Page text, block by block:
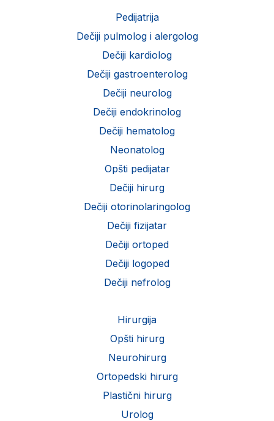
Pedijatrija
Dečiji pulmolog i alergolog
Dečiji kardiolog
Dečiji gastroenterolog
Dečiji neurolog
Dečiji endokrinolog
Dečiji hematolog
Neonatolog
Opšti pedijatar
Dečiji hirurg
Dečiji otorinolaringolog
Dečiji fizijatar
Dečiji ortoped
Dečiji logoped
Dečiji nefrolog
Hirurgija
Opšti hirurg
Neurohirurg
Ortopedski hirurg
Plastični hirurg
Urolog